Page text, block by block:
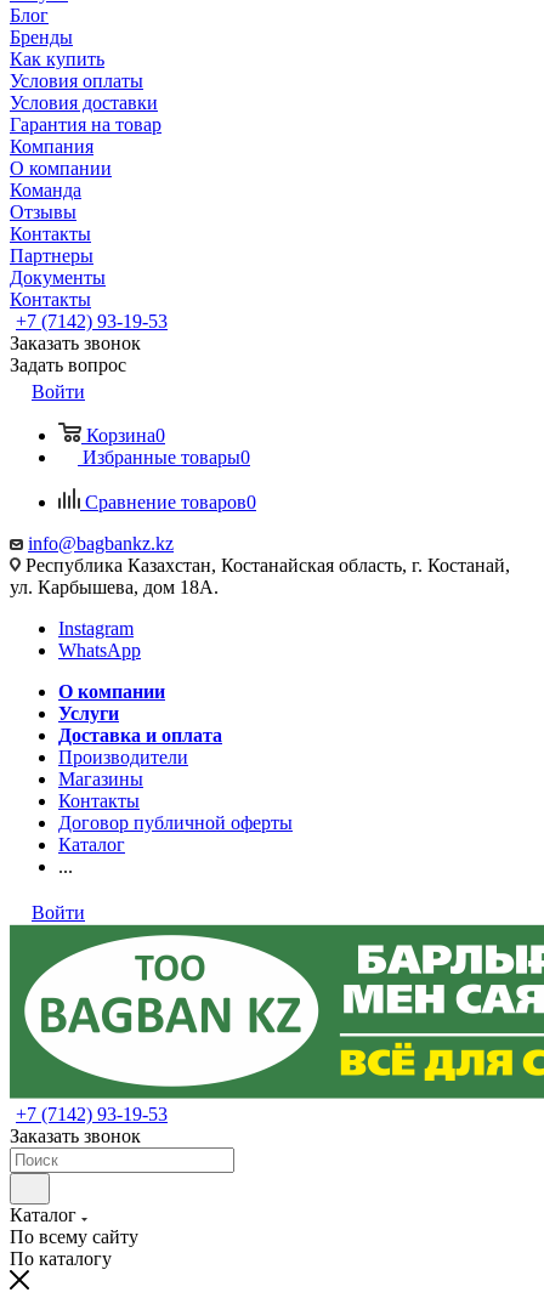
Блог
Бренды
Как купить
Условия оплаты
Условия доставки
Гарантия на товар
Компания
О компании
Команда
Отзывы
Контакты
Партнеры
Документы
Контакты
+7 (7142) 93-19-53
Заказать звонок
Задать вопрос
Войти
Корзина0
Избранные товары0
Сравнение товаров0
info@bagbankz.kz
Республика Казахстан, Костанайская область, г. Костанай,
ул. Карбышева, дом 18А.
Instagram
WhatsApp
О компании
Услуги
Доставка и оплата
Производители
Магазины
Контакты
Договор публичной оферты
Каталог
...
Войти
+7 (7142) 93-19-53
Заказать звонок
Каталог
По всему сайту
По каталогу